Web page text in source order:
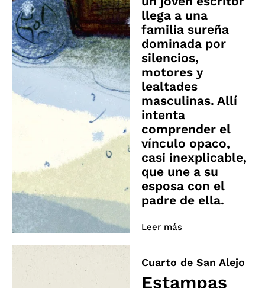
llega a una
familia sureña
dominada por
silencios,
motores y
lealtades
masculinas. Allí
intenta
comprender el
vínculo opaco,
casi inexplicable,
que une a su
esposa con el
padre de ella.
Leer más
Cuarto de San Alejo
Estampas